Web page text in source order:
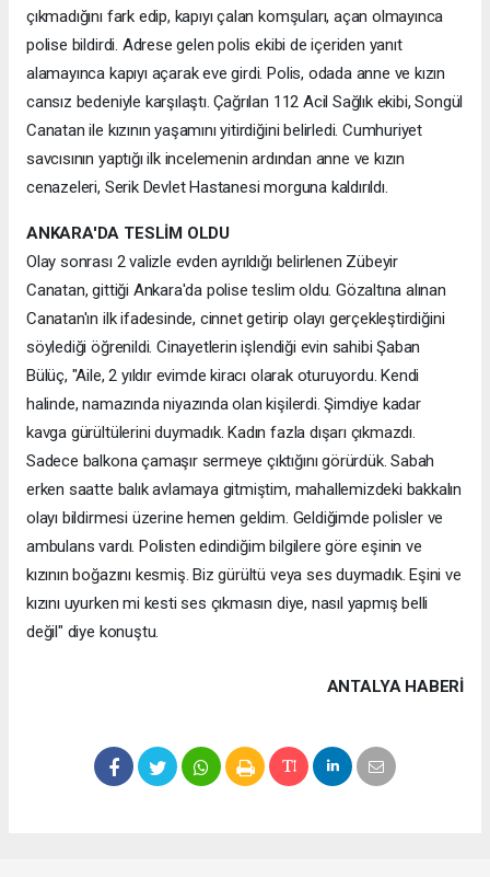
çıkmadığını fark edip, kapıyı çalan komşuları, açan olmayınca
polise bildirdi. Adrese gelen polis ekibi de içeriden yanıt
alamayınca kapıyı açarak eve girdi. Polis, odada anne ve kızın
cansız bedeniyle karşılaştı. Çağrılan 112 Acil Sağlık ekibi, Songül
Canatan ile kızının yaşamını yitirdiğini belirledi. Cumhuriyet
savcısının yaptığı ilk incelemenin ardından anne ve kızın
cenazeleri, Serik Devlet Hastanesi morguna kaldırıldı.
ANKARA'DA TESLİM OLDU
Olay sonrası 2 valizle evden ayrıldığı belirlenen Zübeyir
Canatan, gittiği Ankara'da polise teslim oldu. Gözaltına alınan
Canatan'ın ilk ifadesinde, cinnet getirip olayı gerçekleştirdiğini
söylediği öğrenildi. Cinayetlerin işlendiği evin sahibi Şaban
Bülüç, "Aile, 2 yıldır evimde kiracı olarak oturuyordu. Kendi
halinde, namazında niyazında olan kişilerdi. Şimdiye kadar
kavga gürültülerini duymadık. Kadın fazla dışarı çıkmazdı.
Sadece balkona çamaşır sermeye çıktığını görürdük. Sabah
erken saatte balık avlamaya gitmiştim, mahallemizdeki bakkalın
olayı bildirmesi üzerine hemen geldim. Geldiğimde polisler ve
ambulans vardı. Polisten edindiğim bilgilere göre eşinin ve
kızının boğazını kesmiş. Biz gürültü veya ses duymadık. Eşini ve
kızını uyurken mi kesti ses çıkmasın diye, nasıl yapmış belli
değil" diye konuştu.
ANTALYA HABERİ